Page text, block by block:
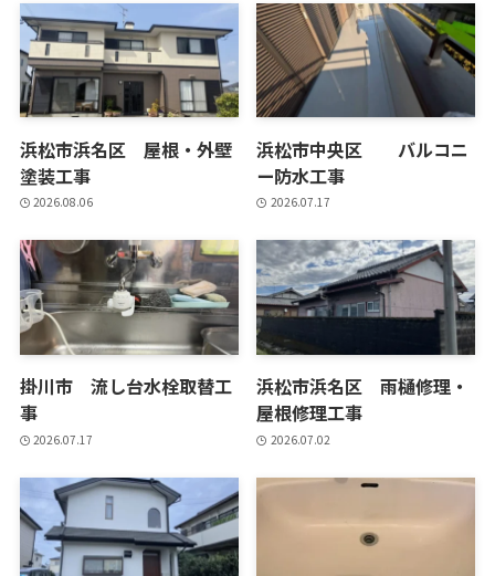
浜松市浜名区 屋根・外壁
塗装工事
2026.08.06
浜松市中央区 バルコニ
ー防水工事
2026.07.17
掛川市 流し台水栓取替工
事
2026.07.17
浜松市浜名区 雨樋修理・
屋根修理工事
2026.07.02